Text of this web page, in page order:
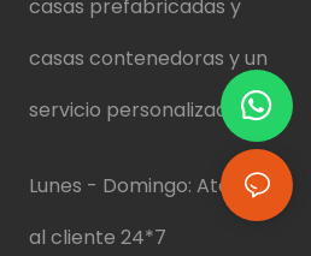
casas prefabricadas y
casas contenedoras y un
servicio personalizado.
Lunes - Domingo: Atención
al cliente 24*7